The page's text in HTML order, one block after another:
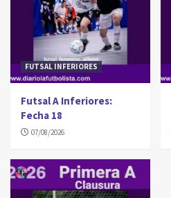
FUTSAL INFERIORES
Futsal A Inferiores:
Fecha 18
07/08/2026